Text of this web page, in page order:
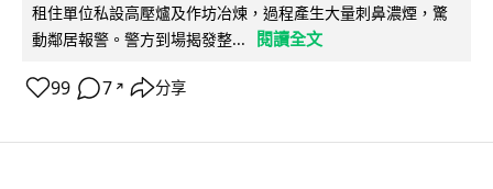
租住單位私設高壓爐及作坊冶煉，過程產生大量刺鼻濃煙，驚
動鄰居報警。警方到場揭發整...
閱讀全文
99 7 ↗ 分享